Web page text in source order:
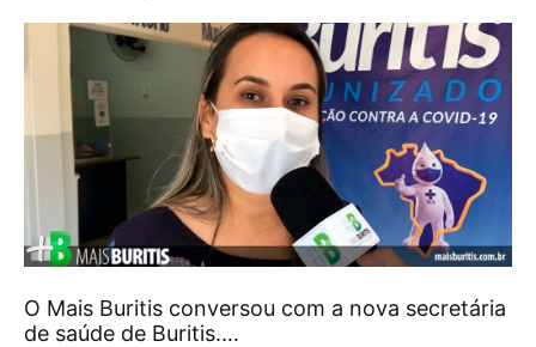
O Mais Buritis conversou com a nova secretária
de saúde de Buritis.…